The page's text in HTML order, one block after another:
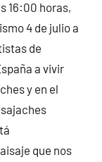
16:00 horas,
4 de julio a
de
a vivir
y en el
que nos